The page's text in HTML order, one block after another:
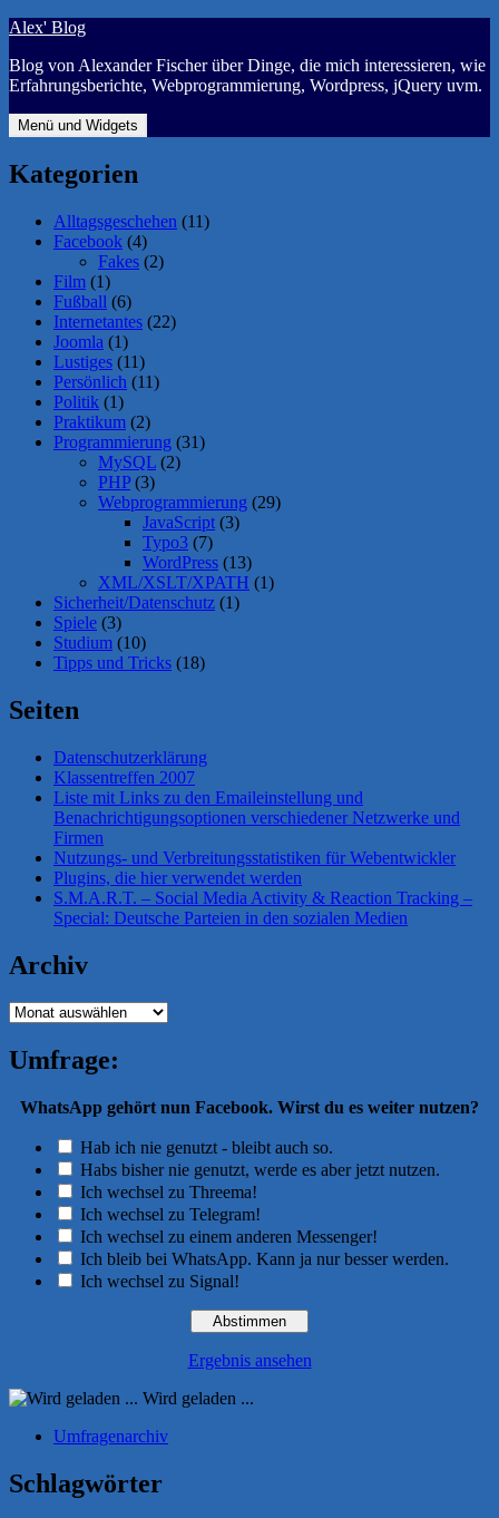
Zum
springen
Alex' Blog
Blog von Alexander Fischer über Dinge, die mich interessieren, wie
Erfahrungsberichte, Webprogrammierung, Wordpress, jQuery uvm.
Menü und Widgets
Kategorien
Alltagsgeschehen (11)
Facebook (4)
Fakes (2)
Film (1)
Fußball (6)
Internetantes (22)
Joomla (1)
Lustiges (11)
Persönlich (11)
Politik (1)
Praktikum (2)
Programmierung (31)
MySQL (2)
PHP (3)
Webprogrammierung (29)
JavaScript (3)
Typo3 (7)
WordPress (13)
XML/XSLT/XPATH (1)
Sicherheit/Datenschutz (1)
Spiele (3)
Studium (10)
Tipps und Tricks (18)
Seiten
Datenschutzerklärung
Klassentreffen 2007
Liste mit Links zu den Emaileinstellung und
Benachrichtigungsoptionen verschiedener Netzwerke und
Firmen
Nutzungs- und Verbreitungsstatistiken für Webentwickler
Plugins, die hier verwendet werden
S.M.A.R.T. – Social Media Activity & Reaction Tracking –
Special: Deutsche Parteien in den sozialen Medien
Archiv
Archiv
Umfrage:
WhatsApp gehört nun Facebook. Wirst du es weiter nutzen?
Hab ich nie genutzt - bleibt auch so.
Habs bisher nie genutzt, werde es aber jetzt nutzen.
Ich wechsel zu Threema!
Ich wechsel zu Telegram!
Ich wechsel zu einem anderen Messenger!
Ich bleib bei WhatsApp. Kann ja nur besser werden.
Ich wechsel zu Signal!
Ergebnis ansehen
Wird geladen ...
Umfragenarchiv
Schlagwörter